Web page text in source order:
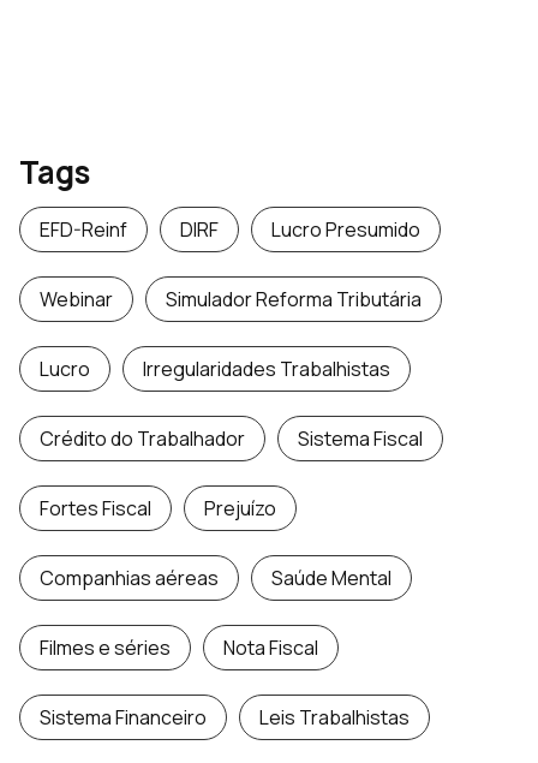
Tags
EFD-Reinf DIRF Lucro Presumido
Webinar Simulador Reforma Tributária
Lucro Irregularidades Trabalhistas
Crédito do Trabalhador Sistema Fiscal
Fortes Fiscal Prejuízo
Companhias aéreas Saúde Mental
Filmes e séries Nota Fiscal
Sistema Financeiro Leis Trabalhistas